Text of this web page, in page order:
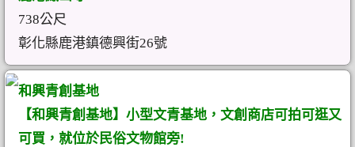
738公尺
彰化縣鹿港鎮德興街26號
和興青創基地
【和興青創基地】小型文青基地，文創商店可拍可逛又
可買，就位於民俗文物館旁!